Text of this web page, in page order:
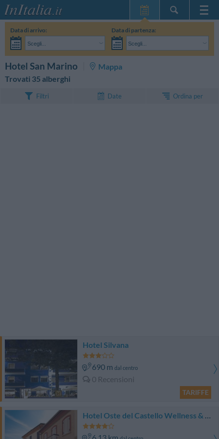
Home Page
Le mie Prenotazioni
InItalia Club
Data di arrivo:
Scegli...
Data di partenza:
Scegli...
Hotel San Marino
Mappa
Trovati 35 alberghi
Filtri Date Ordina per
Hotel Silvana
690 m dal centro
0 Recensioni
TARIFFE
Hotel Oste del Castello Wellness & Bike